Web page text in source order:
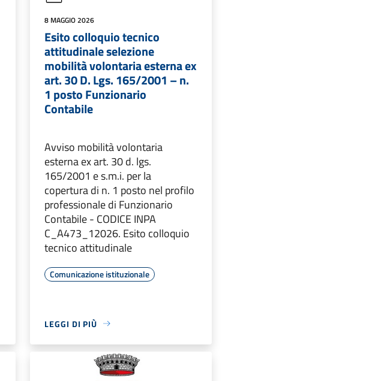
8 MAGGIO 2026
Esito colloquio tecnico
attitudinale selezione
mobilità volontaria esterna ex
art. 30 D. Lgs. 165/2001 – n.
1 posto Funzionario
Contabile
Avviso mobilità volontaria
esterna ex art. 30 d. lgs.
165/2001 e s.m.i. per la
copertura di n. 1 posto nel profilo
professionale di Funzionario
Contabile - CODICE INPA
C_A473_12026. Esito colloquio
tecnico attitudinale
Comunicazione istituzionale
LEGGI DI PIÙ